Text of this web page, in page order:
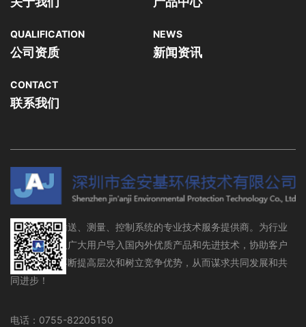
QUALIFICATION
公司资质
NEWS
新闻资讯
CONTACT
联系我们
流体存储、输送、测量、控制系统的专业技术服务提供商。为行业
设备制造商及广大用户导入国内外优质产品和先进技术，协助客户
在行业领域不断提高层次和树立竞争优势，从而谋求共同发展和共
同进步！
电话：0755-82205150